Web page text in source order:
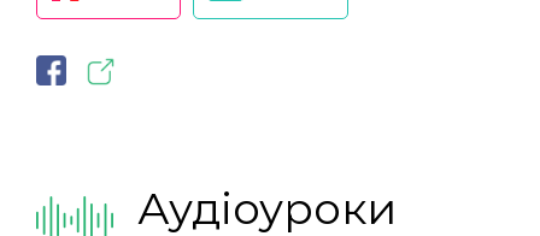
Аудіоуроки